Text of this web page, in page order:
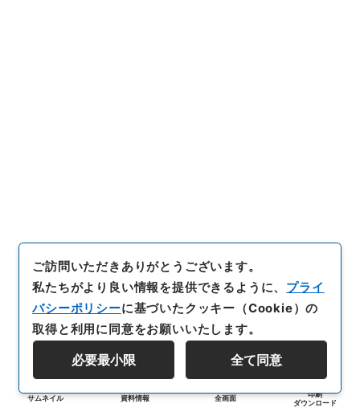
サムネイル 資料情報 全画面
印刷
ダウンロード
ご訪問いただきありがとうございます。
私たちがより良い情報を提供できるように、 プライ
バシーポリシーに基づいたクッキー（Cookie）の
取得と利用に同意をお願いいたします。
必要最小限 全て同意